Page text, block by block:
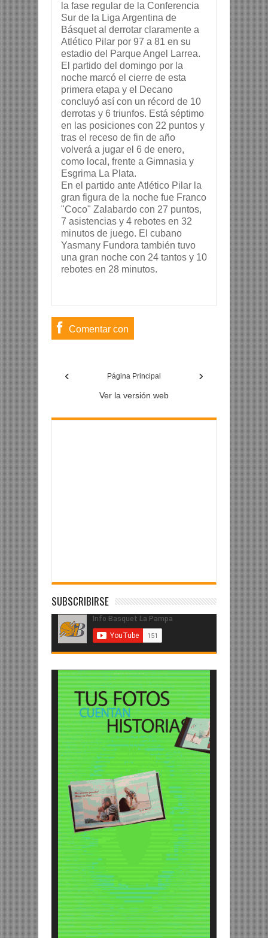
la fase regular de la Conferencia
Sur de la Liga Argentina de
Básquet al derrotar claramente a
Atlético Pilar por 97 a 81 en su
estadio del Parque Angel Larrea.
El partido del domingo por la
noche marcó el cierre de esta
primera etapa y el Decano
concluyó así con un récord de 10
derrotas y 6 triunfos. Está séptimo
en las posiciones con 22 puntos y
tras el receso de fin de año
volverá a jugar el 6 de enero,
como local, frente a Gimnasia y
Esgrima La Plata.
En el partido ante Atlético Pilar la
gran figura de la noche fue Franco
"Coco" Zalabardo con 27 puntos,
7 asistencias y 4 rebotes en 32
minutos de juego. El cubano
Yasmany Fundora también tuvo
una gran noche con 24 tantos y 10
rebotes en 28 minutos.
Comentar con
Facebook
‹ ›
Página Principal
Ver la versión web
SUBSCRIBIRSE